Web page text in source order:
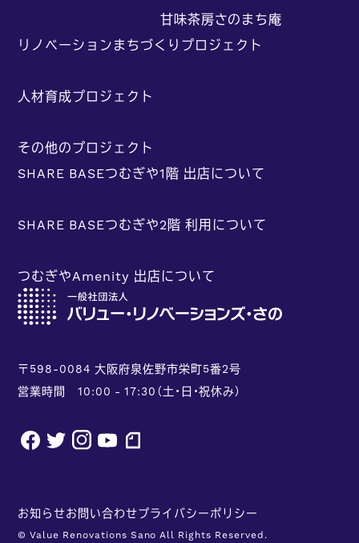
甘味茶房さのまち庵
リノベーションまちづくりプロジェクト
人材育成プロジェクト
その他のプロジェクト
SHARE BASEつむぎや1階 出店について
SHARE BASEつむぎや2階 利用について
つむぎやAmenity 出店について
〒598-0084 大阪府泉佐野市栄町5番2号
営業時間 10:00 - 17:30（土・日・祝休み）
facebook
twitterinstagram
youtube
お知らせお問い合わせプライバシーポリシー
© Value Renovations Sano All Rights Reserved.